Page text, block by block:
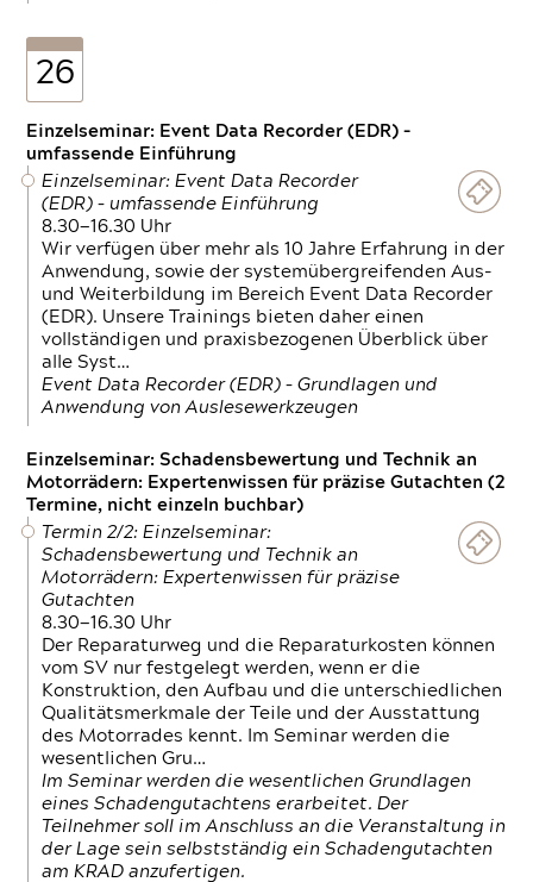
26
Einzelseminar: Event Data Recorder (EDR) –
umfassende Einführung
Einzelseminar: Event Data Recorder
(EDR) – umfassende Einführung
8.30—16.30 Uhr
Wir verfügen über mehr als 10 Jahre Erfahrung in der
Anwendung, sowie der systemübergreifenden Aus-
und Weiterbildung im Bereich Event Data Recorder
(EDR). Unsere Trainings bieten daher einen
vollständigen und praxisbezogenen Überblick über
alle Syst…
Event Data Recorder (EDR) – Grundlagen und
Anwendung von Auslesewerkzeugen
Einzelseminar: Schadensbewertung und Technik an
Motorrädern: Expertenwissen für präzise Gutachten (2
Termine, nicht einzeln buchbar)
Termin 2/2: Einzelseminar:
Schadensbewertung und Technik an
Motorrädern: Expertenwissen für präzise
Gutachten
8.30—16.30 Uhr
Der Reparaturweg und die Reparaturkosten können
vom SV nur festgelegt werden, wenn er die
Konstruktion, den Aufbau und die unterschiedlichen
Qualitätsmerkmale der Teile und der Ausstattung
des Motorrades kennt. Im Seminar werden die
wesentlichen Gru…
Im Seminar werden die wesentlichen Grundlagen
eines Schadengutachtens erarbeitet. Der
Teilnehmer soll im Anschluss an die Veranstaltung in
der Lage sein selbstständig ein Schadengutachten
am KRAD anzufertigen.